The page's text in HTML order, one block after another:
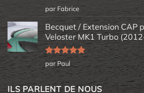
Note5sur
5
par Fabrice
Becquet / Extension CAP
Veloster MK1 Turbo
Note5sur
5
par Paul
ILS PARLENT DE NOUS